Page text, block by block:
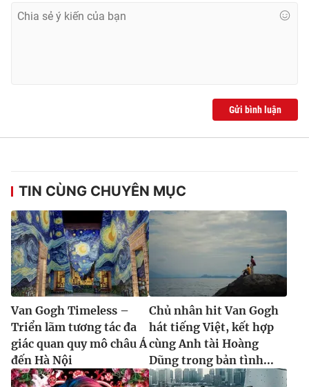
Gửi bình luận
TIN CÙNG CHUYÊN MỤC
Van Gogh Timeless –
Triển lãm tương tác đa
giác quan quy mô châu Á
đến Hà Nội
Chủ nhân hit Van Gogh
hát tiếng Việt, kết hợp
cùng Anh tài Hoàng
Dũng trong bản tình...